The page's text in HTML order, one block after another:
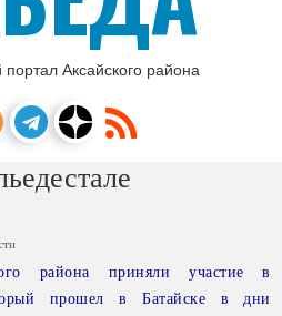
Аксайского района
района приняли участие в
прошел в Батайске в дни